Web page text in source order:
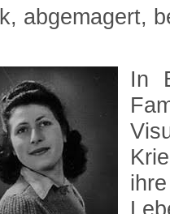
abgemagert,
In